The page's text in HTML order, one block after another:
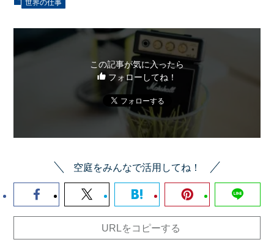
世界の仕事
この記事が気に入ったら
フォローしてね！
空庭をみんなで活用してね！
URLをコピーする